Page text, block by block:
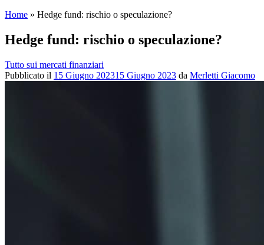
Home » Hedge fund: rischio o speculazione?
Hedge fund: rischio o speculazione?
Tutto sui mercati finanziari
Pubblicato il 15 Giugno 202315 Giugno 2023 da Merletti Giacomo